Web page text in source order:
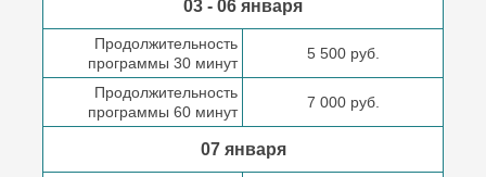
03 - 06 января
Продолжительность
программы 30 минут
5 500 руб.
Продолжительность
программы 60 минут
7 000 руб.
07 января